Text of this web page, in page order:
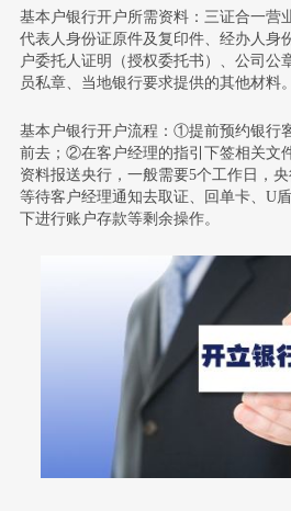
基本户银行开户所需资料： 三证合一营
代表人身份证原件及复印件、经办人身
户委托人证明（授权委托书）、公司公
员私章、当地银行要求提供的其他材料。
基本户银行开户流程：①提前预约银行
前去；②在客户经理的指引下签相关文
资料报送央行，一般需要5个工作日，
等待客户经理通知去取证、回单卡、U
下进行账户存款等剩余操作。